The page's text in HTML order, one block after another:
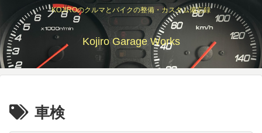
KOJIROのクルマとバイクの整備・カスタム備忘録
Kojiro Garage Works
車検